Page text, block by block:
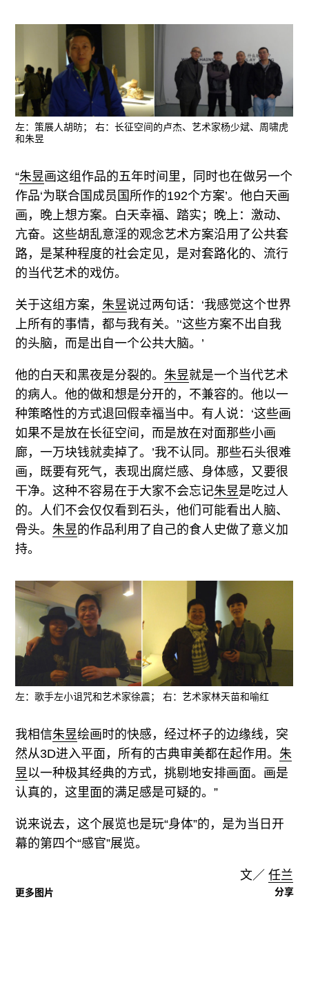
左：策展人胡昉； 右：长征空间的卢杰、艺术家杨少斌、周啸虎
和朱昱
“朱昱画这组作品的五年时间里，同时也在做另一个
作品‘为联合国成员国所作的192个方案’。他白天画
画，晚上想方案。白天幸福、踏实；晚上：激动、
亢奋。这些胡乱意淫的观念艺术方案沿用了公共套
路，是某种程度的社会定见，是对套路化的、流行
的当代艺术的戏仿。
关于这组方案， 朱昱说过两句话：‘我感觉这个世界
上所有的事情，都与我有关。’‘这些方案不出自我
的头脑，而是出自一个公共大脑。’
他的白天和黑夜是分裂的。 朱昱就是一个当代艺术
的病人。他的做和想是分开的，不兼容的。他以一
种策略性的方式退回假幸福当中。有人说：‘这些画
如果不是放在长征空间，而是放在对面那些小画
廊，一万块钱就卖掉了。’我不认同。那些石头很难
画，既要有死气，表现出腐烂感、身体感，又要很
干净。这种不容易在于大家不会忘记朱昱是吃过人
的。人们不会仅仅看到石头，他们可能看出人脑、
骨头。 朱昱的作品利用了自己的食人史做了意义加
持。
左：歌手左小诅咒和艺术家徐震； 右：艺术家林天苗和喻红
我相信朱昱绘画时的快感，经过杯子的边缘线，突
然从3D进入平面，所有的古典审美都在起作用。 朱
昱以一种极其经典的方式，挑剔地安排画面。画是
认真的，这里面的满足感是可疑的。”
说来说去，这个展览也是玩“身体”的，是为当日开
幕的第四个“感官”展览。
文／ 任兰
更多图片 分享